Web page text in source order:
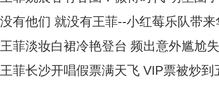
没有他们 就没有王菲--小红莓乐队带来
王菲淡妆白裙冷艳登台 频出意外尴尬
王菲长沙开唱假票满天飞 VIP票被炒到